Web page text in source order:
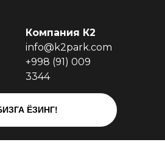
Компания К2
info@k2park.com
+998 (91) 009
3344
ЁЗИНГ!